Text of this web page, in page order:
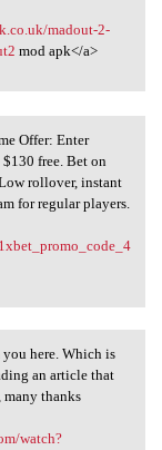
madout-2-
mod apk</a>
Offer: Enter
free. Bet on
rollover, instant
for regular players.
from
here. Which is
an article that
many thanks
watch?